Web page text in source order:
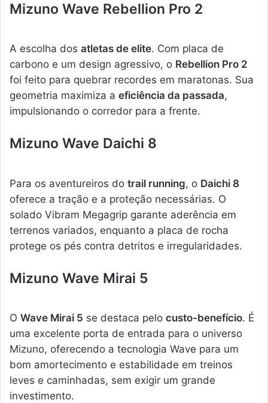
Mizuno Wave Rebellion Pro 2
A escolha dos atletas de elite. Com placa de
carbono e um design agressivo, o Rebellion Pro 2
foi feito para quebrar recordes em maratonas. Sua
geometria maximiza a eficiência da passada,
impulsionando o corredor para a frente.
Mizuno Wave Daichi 8
Para os aventureiros do trail running, o Daichi 8
oferece a tração e a proteção necessárias. O
solado Vibram Megagrip garante aderência em
terrenos variados, enquanto a placa de rocha
protege os pés contra detritos e irregularidades.
Mizuno Wave Mirai 5
O Wave Mirai 5 se destaca pelo custo-benefício. É
uma excelente porta de entrada para o universo
Mizuno, oferecendo a tecnologia Wave para um
bom amortecimento e estabilidade em treinos
leves e caminhadas, sem exigir um grande
investimento.